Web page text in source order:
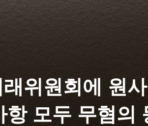
위원회에 원
모두 무혐의